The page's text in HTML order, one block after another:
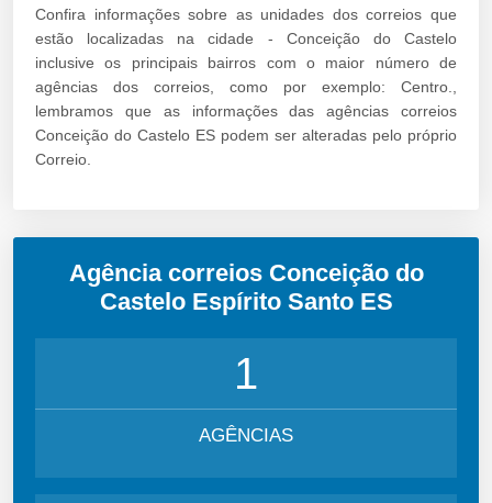
Confira informações sobre as unidades dos correios que
estão localizadas na cidade - Conceição do Castelo
inclusive os principais bairros com o maior número de
agências dos correios, como por exemplo: Centro.,
lembramos que as informações das agências correios
Conceição do Castelo ES podem ser alteradas pelo próprio
Correio.
Agência correios Conceição do
Castelo Espírito Santo ES
1
AGÊNCIAS